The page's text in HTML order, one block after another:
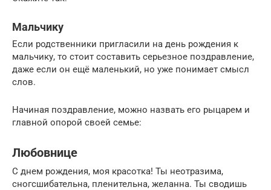
Мальчику
Если родственники пригласили на день рождения к
мальчику, то стоит составить серьезное поздравление,
даже если он ещё маленький, но уже понимает смысл
слов.
Начиная поздравление, можно назвать его рыцарем и
главной опорой своей семье:
Любовнице
С днем рождения, моя красотка! Ты неотразима,
сногсшибательна, пленительна, желанна. Ты сводишь